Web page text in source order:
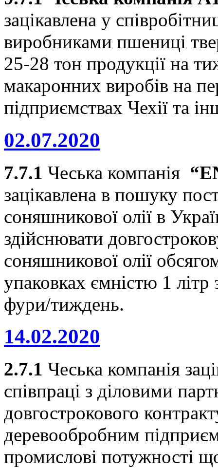
зацікавлена у
виробниками пшениці
25-28 тон продукції на
макаронних виробів на
підприємствах Чехії та
02.07.2020
7.7.1 Чеська компанія “
зацікавлена в пошуку
соняшникової олії в
здійснювати
соняшникової олії
упаковках ємністю 1
фури/тиждень.
14.02.2020
2.7.1 Чеська компанія
співпраці з діловими
довгострокового
деревообробним
промислові потужності